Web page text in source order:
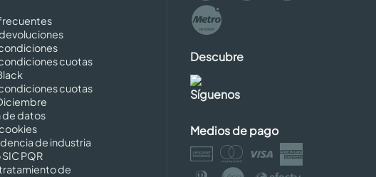
cuotas
cuotas
datos
de industria
PQR
de
Descubre
Síguenos
Medios de pago